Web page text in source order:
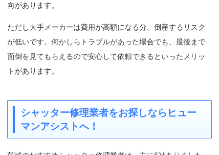
向があります。
ただし大手メーカーは費用が高額になる分、倒産するリスク
が低いです。何かしらトラブルがあった場合でも、最後まで
面倒を見てもらえるので安心して依頼できるといったメリッ
トがあります。
シャッター修理業者をお探しならヒュー
マンアシストへ！